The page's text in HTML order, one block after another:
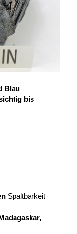
Blau
bis
Spaltbarkeit: